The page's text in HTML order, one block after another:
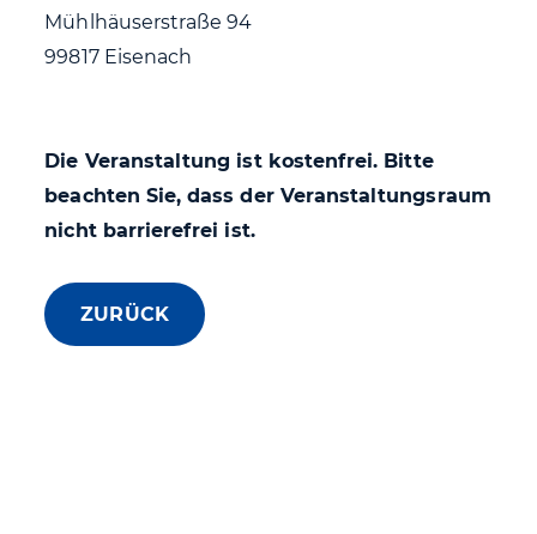
Mühlhäuserstraße 94
99817 Eisenach
Die Veranstaltung ist kostenfrei. Bitte
beachten Sie, dass der Veranstaltungsraum
nicht barrierefrei ist.
ZURÜCK